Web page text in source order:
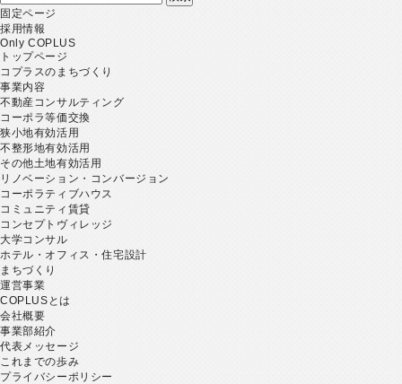
索:
固定ページ
採用情報
Only COPLUS
トップページ
コプラスのまちづくり
事業内容
不動産コンサルティング
コーポラ等価交換
狭小地有効活用
不整形地有効活用
その他土地有効活用
リノベーション・コンバージョン
コーポラティブハウス
コミュニティ賃貸
コンセプトヴィレッジ
大学コンサル
ホテル・オフィス・住宅設計
まちづくり
運営事業
COPLUSとは
会社概要
事業部紹介
代表メッセージ
これまでの歩み
プライバシーポリシー